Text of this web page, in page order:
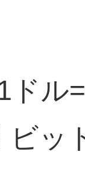
ル
ビッ